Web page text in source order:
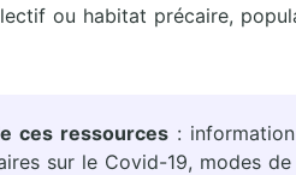
ou habitat précaire,
ces ressources :
sur le Covid-19, modes de